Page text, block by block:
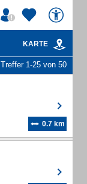
KARTE
Treffer 1-25 von 50
0.7 km